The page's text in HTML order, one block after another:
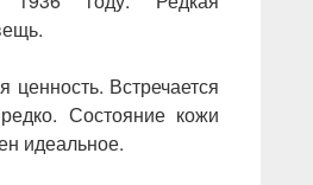
ценность. Встречается
Состояние кожи
идеальное.